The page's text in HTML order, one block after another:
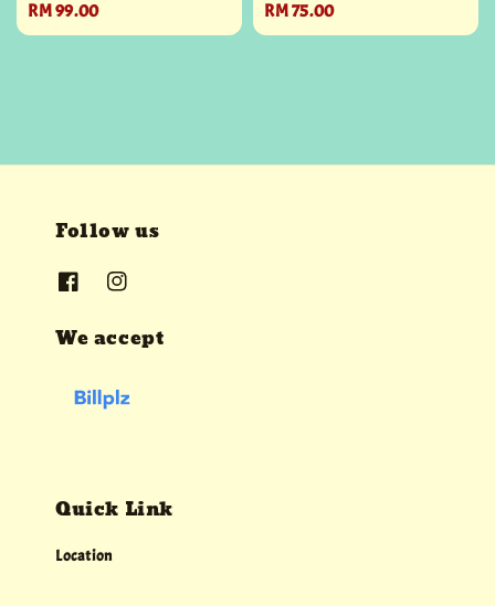
Regular
price
RM 99.00
Regular
price
RM 75.00
Follow us
We accept
Quick Link
Location